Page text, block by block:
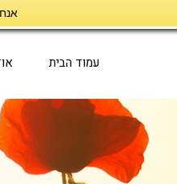
עמוד הבית